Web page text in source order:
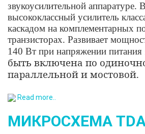
звукоусилительной аппаратуре.
высококлассный усилитель
каскадом на комплементарных
транзисторах. Развивает
140 Вт при напряжении питания
быть включена по
параллельной и мостовой.
Read more..
МИКРОСХЕМА